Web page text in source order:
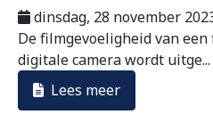
dinsdag, 28 november
De filmgevoeligheid van
digitale camera wordt uitge...
Lees meer